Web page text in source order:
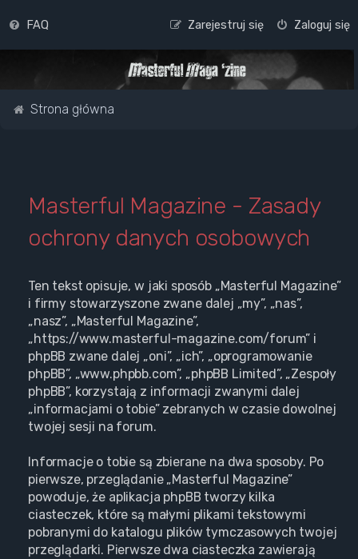
FAQ Zaloguj się
Zarejestruj się
Strona główna
Masterful Magazine - Zasady
ochrony danych osobowych
Ten tekst opisuje, w jaki sposób „Masterful Magazine”
i firmy stowarzyszone zwane dalej „my”, „nas”,
„nasz”, „Masterful Magazine”,
„https://www.masterful-magazine.com/forum” i
phpBB zwane dalej „oni”, „ich”, „oprogramowanie
phpBB”, „www.phpbb.com”, „phpBB Limited”, „Zespoły
phpBB”, korzystają z informacji zwanymi dalej
„informacjami o tobie” zebranych w czasie dowolnej
twojej sesji na forum.
Informacje o tobie są zbierane na dwa sposoby. Po
pierwsze, przeglądanie „Masterful Magazine”
powoduje, że aplikacja phpBB tworzy kilka
ciasteczek, które są małymi plikami tekstowymi
pobranymi do katalogu plików tymczasowych twojej
przeglądarki. Pierwsze dwa ciasteczka zawierają